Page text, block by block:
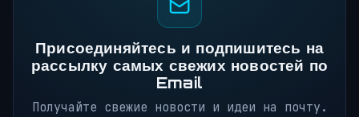
Присоединяйтесь и подпишитесь на
рассылку самых свежих новостей по
Email
Получайте свежие новости и идеи на почту.